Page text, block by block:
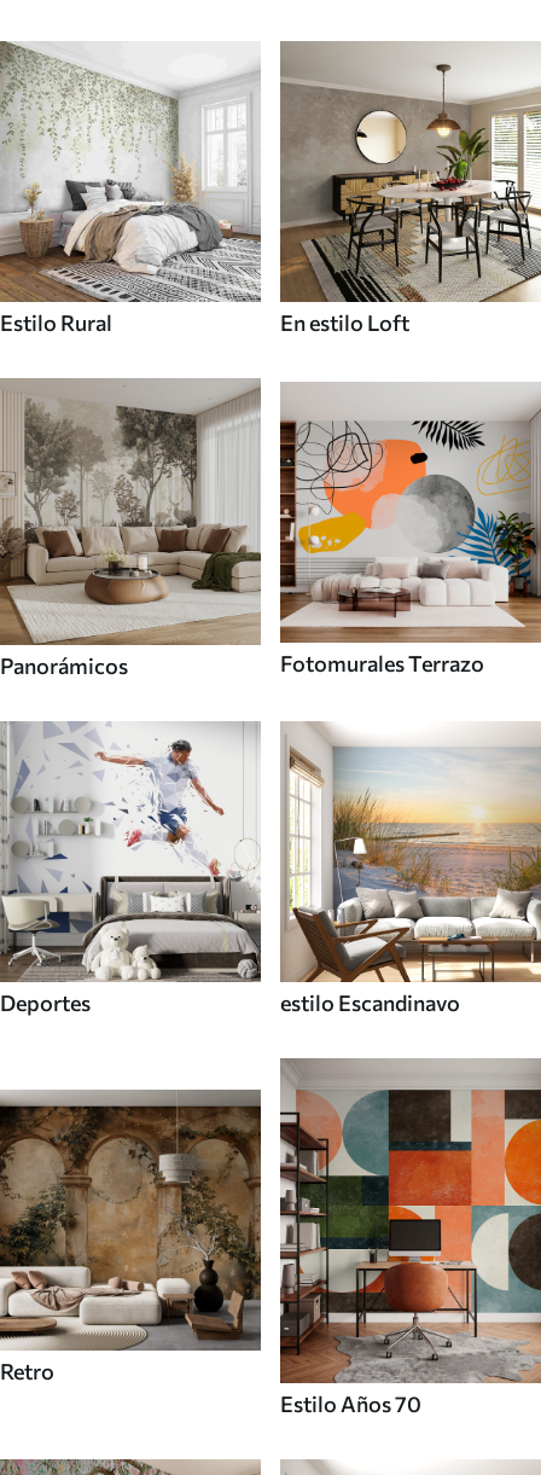
Estilo Rural En estilo Loft
Panorámicos Fotomurales Terrazo
Deportes estilo Escandinavo
Retro
Estilo Años 70